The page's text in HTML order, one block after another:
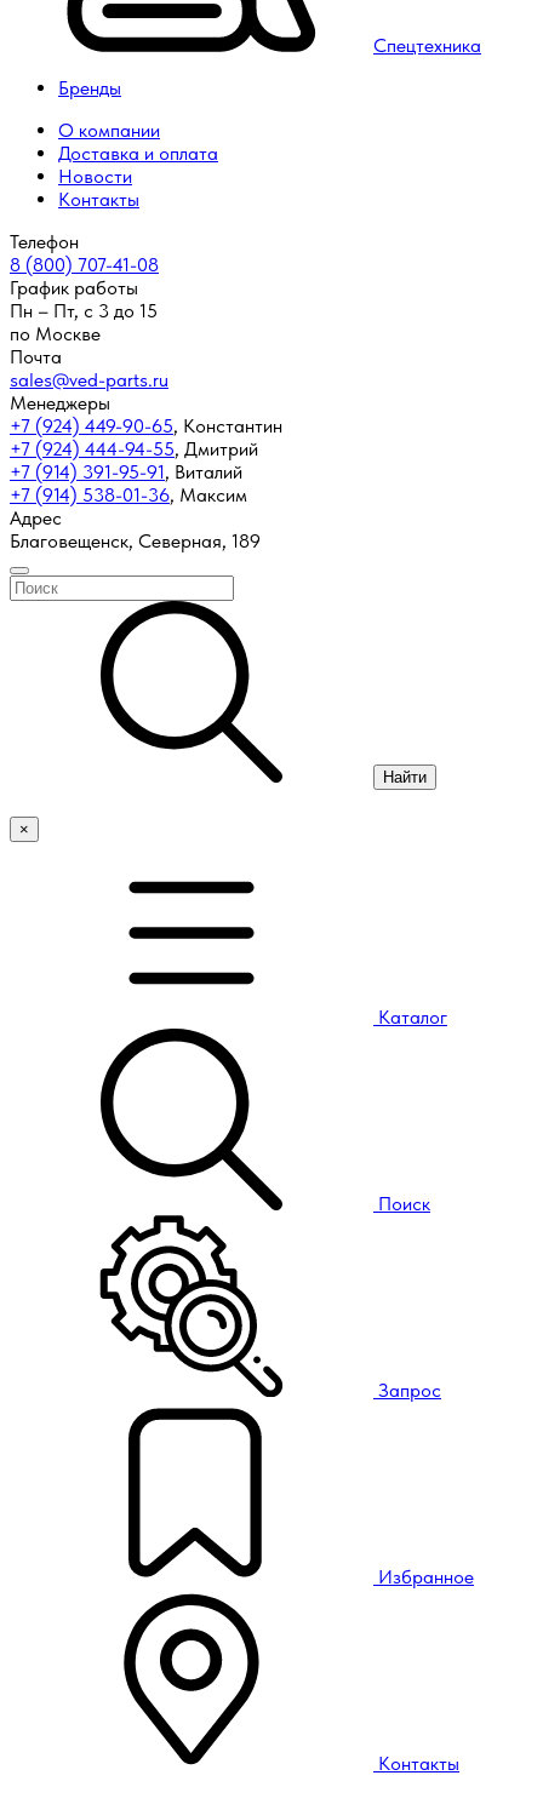
Спецтехника
Бренды
О компании
Доставка и оплата
Новости
Контакты
Телефон
8 (800) 707-41-08
График работы
Пн – Пт, с 3 до 15
по Москве
Почта
sales@ved-parts.ru
Менеджеры
+7 (924) 449-90-65, Константин
+7 (924) 444-94-55, Дмитрий
+7 (914) 391-95-91, Виталий
+7 (914) 538-01-36, Максим
Адрес
Благовещенск, Северная, 189
Найти
×
Каталог
Поиск
Запрос
Избранное
Контакты